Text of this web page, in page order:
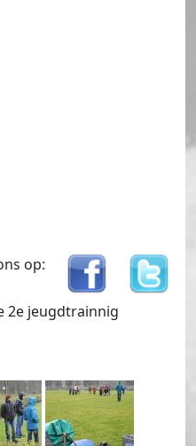
op:
2e jeugdtrainnig